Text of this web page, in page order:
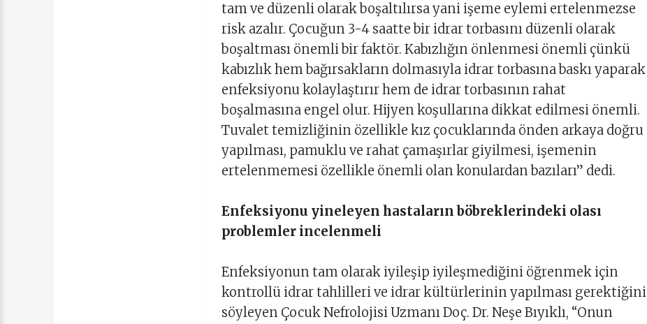
tam ve düzenli olarak boşaltılırsa yani işeme eylemi ertelenmezse
risk azalır. Çocuğun 3-4 saatte bir idrar torbasını düzenli olarak
boşaltması önemli bir faktör. Kabızlığın önlenmesi önemli çünkü
kabızlık hem bağırsakların dolmasıyla idrar torbasına baskı yaparak
enfeksiyonu kolaylaştırır hem de idrar torbasının rahat
boşalmasına engel olur. Hijyen koşullarına dikkat edilmesi önemli.
Tuvalet temizliğinin özellikle kız çocuklarında önden arkaya doğru
yapılması, pamuklu ve rahat çamaşırlar giyilmesi, işemenin
ertelenmemesi özellikle önemli olan konulardan bazıları” dedi.
Enfeksiyonu yineleyen hastaların böbreklerindeki olası
problemler incelenmeli
Enfeksiyonun tam olarak iyileşip iyileşmediğini öğrenmek için
kontrollü idrar tahlilleri ve idrar kültürlerinin yapılması gerektiğini
söyleyen Çocuk Nefrolojisi Uzmanı Doç. Dr. Neşe Bıyıklı, “Onun